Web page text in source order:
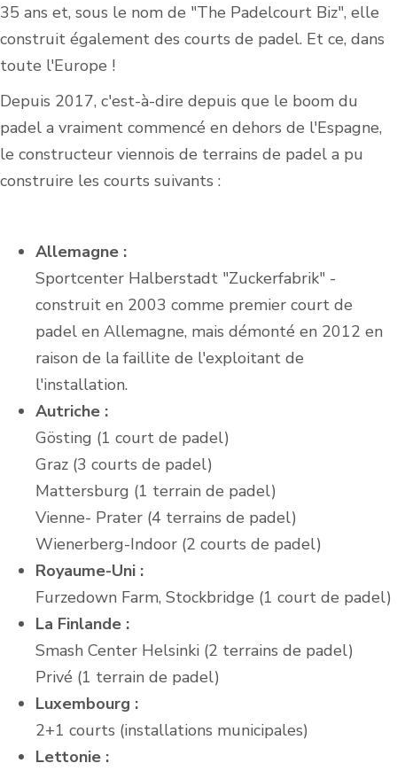
35 ans et, sous le nom de "The Padelcourt Biz", elle
construit également des courts de padel. Et ce, dans
toute l'Europe !
Depuis 2017, c'est-à-dire depuis que le boom du
padel a vraiment commencé en dehors de l'Espagne,
le constructeur viennois de terrains de padel a pu
construire les courts suivants :
Allemagne :
Sportcenter Halberstadt "Zuckerfabrik" -
construit en 2003 comme premier court de
padel en Allemagne, mais démonté en 2012 en
raison de la faillite de l'exploitant de
l'installation.
Autriche :
Gösting (1 court de padel)
Graz (3 courts de padel)
Mattersburg (1 terrain de padel)
Vienne- Prater (4 terrains de padel)
Wienerberg-Indoor (2 courts de padel)
Royaume-Uni :
Furzedown Farm, Stockbridge (1 court de padel)
La Finlande :
Smash Center Helsinki (2 terrains de padel)
Privé (1 terrain de padel)
Luxembourg :
2+1 courts (installations municipales)
Lettonie :